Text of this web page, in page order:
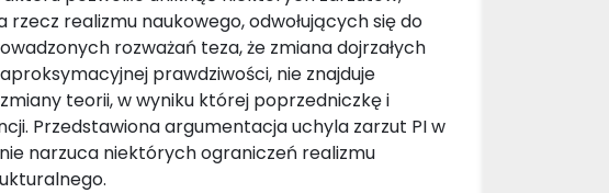
realizmu naukowego, odwołujących się do
rozważań teza, że zmiana dojrzałych
prawdziwości, nie znajduje
teorii, w wyniku której poprzedniczkę i
Przedstawiona argumentacja uchyla zarzut PI w
narzuca niektórych ograniczeń realizmu